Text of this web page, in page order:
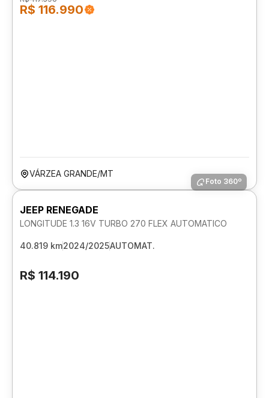
R$ 116.990
VÁRZEA GRANDE/MT
Foto 360º
JEEP RENEGADE
LONGITUDE 1.3 16V TURBO 270 FLEX AUTOMATICO
40.819 km2024/2025AUTOMAT.
R$ 114.190